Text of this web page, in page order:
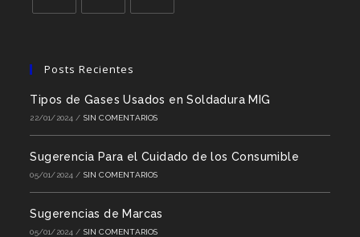
Posts Recientes
Tipos de Gases Usados en Soldadura MIG
22/01/2024 / SIN COMENTARIOS
Sugerencia Para el Cuidado de los Consumible
05/01/2024 / SIN COMENTARIOS
Sugerencias de Marcas
05/01/2024 / SIN COMENTARIOS